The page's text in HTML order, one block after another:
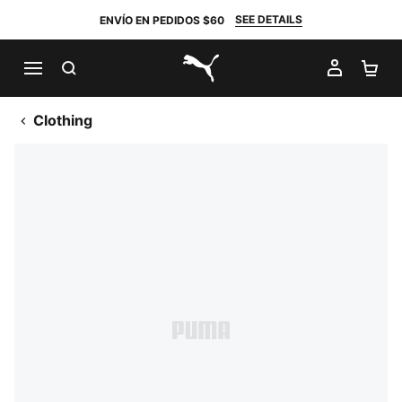
ENVÍO EN PEDIDOS $60 SEE DETAILS
PUMA.com
MI
Clothing